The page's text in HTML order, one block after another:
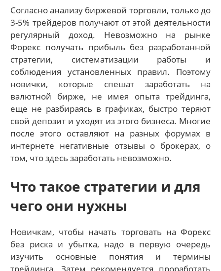
Согласно анализу биржевой торговли, только до
3-5% трейдеров получают от этой деятельности
регулярный доход. Невозможно на рынке
Форекс получать прибыль без разработанной
стратегии, систематизации работы и
соблюдения установленных правил. Поэтому
новички, которые спешат заработать на
валютной бирже, не имея опыта трейдинга,
еще не разбираясь в графиках, быстро теряют
свой депозит и уходят из этого бизнеса. Многие
после этого оставляют на разных форумах в
интернете негативные отзывы о брокерах, о
том, что здесь заработать невозможно.
Что такое стратегии и для
чего они нужны
Новичкам, чтобы начать торговать на Форекс
без риска и убытка, надо в первую очередь
изучить основные понятия и термины
трейдинга. Затем рекомендуется проработать